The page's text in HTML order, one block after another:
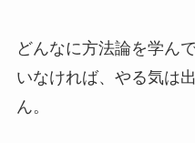
どんなに方法論を学ん
いなければ、やる気は
ん。